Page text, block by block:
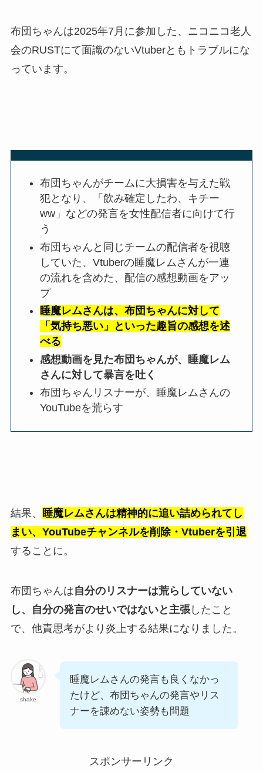
布団ちゃんは2025年7月に参加した、ニコニコ老人
会のRUSTにて面識のないVtuberともトラブルにな
っています。
布団ちゃんがチームに大損害を与えた戦
犯となり、「飲み確定したわ、キチー
ww」などの発言を女性配信者に向けて行
う
布団ちゃんと同じチームの配信者を視聴
していた、Vtuberの睡魔レムさんが一連
の流れを含めた、配信の感想動画をアッ
プ
睡魔レムさんは、布団ちゃんに対して
「気持ち悪い」といった趣旨の感想を述
べる
感想動画を見た布団ちゃんが、睡魔レム
さんに対して暴言を吐く
布団ちゃんリスナーが、睡魔レムさんの
YouTubeを荒らす
結果、
睡魔レムさんは精神的に追い詰められてし
まい、YouTubeチャンネルを削除・Vtuberを引退
することに。
布団ちゃんは自分のリスナーは荒らしていない
し、自分の発言のせいではないと主張したこと
で、他責思考がより炎上する結果になりました。
shake
睡魔レムさんの発言も良くなかっ
たけど、布団ちゃんの発言やリス
ナーを諌めない姿勢も問題
スポンサーリンク